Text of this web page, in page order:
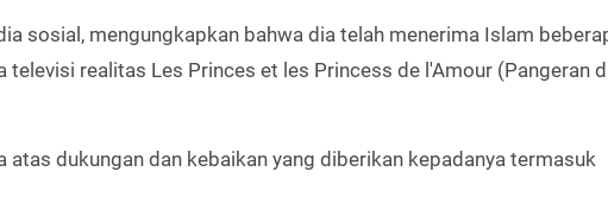
sosial, mengungkapkan bahwa dia telah menerima Islam
televisi realitas Les Princes et les Princess de l'Amour (Pangeran
dukungan dan kebaikan yang diberikan kepadanya termasuk